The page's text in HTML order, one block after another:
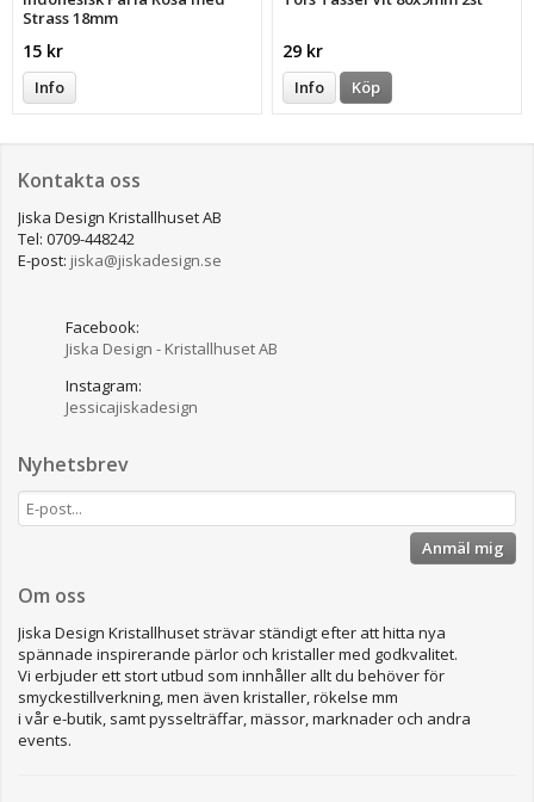
Strass 18mm
15 kr
Info
29 kr
Info Köp
Kontakta oss
Jiska Design Kristallhuset AB
Tel: 0709-448242
E-post: jiska@jiskadesign.se
Facebook:
Jiska Design - Kristallhuset AB
Instagram:
Jessicajiskadesign
Nyhetsbrev
Anmäl mig
Om oss
Jiska Design Kristallhuset strävar ständigt efter att hitta nya
spännade inspirerande pärlor och kristaller med godkvalitet.
Vi erbjuder ett stort utbud som innhåller allt du behöver för
smyckestillverkning, men även kristaller, rökelse mm
i vår e-butik, samt pysselträffar, mässor, marknader och andra
events.